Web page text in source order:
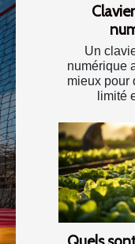
Un
numérique
mieux pour
limité